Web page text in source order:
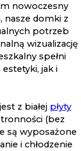
nowoczesny
nasze domki z
potrzeb
wizualizację
spełni
jak i
z białej płyty
(bez
są wyposażone
i chłodzenie